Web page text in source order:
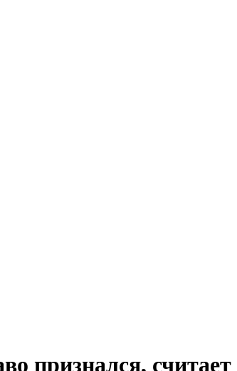
признался,